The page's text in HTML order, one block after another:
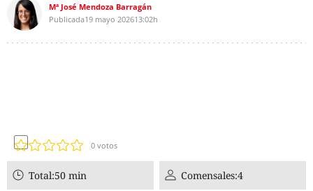
Mª José Mendoza Barragán
Publicada19 mayo 202613:02h
0 votos
Total:50 min Comensales:4